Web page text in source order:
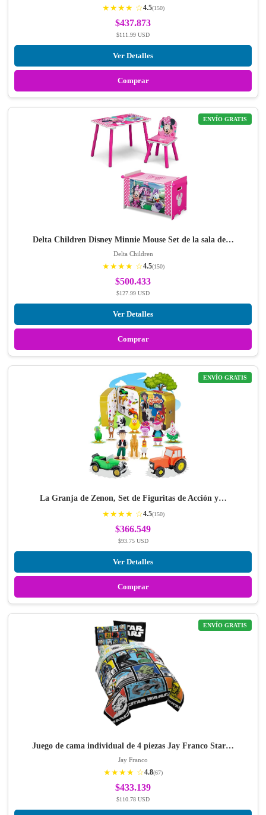
★★★★ ☆4.5(150)
$437.873
$111.99 USD
Ver Detalles
Comprar
ENVÍO GRATIS
Delta Children Disney Minnie Mouse Set de la sala de…
Delta Children
★★★★ ☆4.5(150)
$500.433
$127.99 USD
Ver Detalles
Comprar
ENVÍO GRATIS
La Granja de Zenon, Set de Figuritas de Acción y…
★★★★ ☆4.5(150)
$366.549
$93.75 USD
Ver Detalles
Comprar
ENVÍO GRATIS
Juego de cama individual de 4 piezas Jay Franco Star…
Jay Franco
★★★★ ☆4.8(67)
$433.139
$110.78 USD